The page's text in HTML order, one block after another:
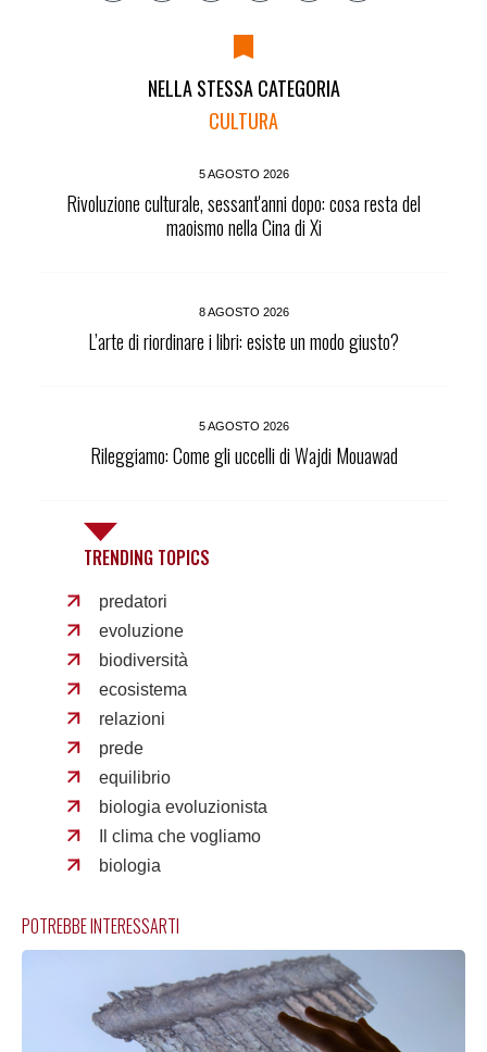
NELLA STESSA CATEGORIA
CULTURA
5 AGOSTO 2026
Rivoluzione culturale, sessant'anni dopo: cosa resta del
maoismo nella Cina di Xi
8 AGOSTO 2026
L’arte di riordinare i libri: esiste un modo giusto?
5 AGOSTO 2026
Rileggiamo: Come gli uccelli di Wajdi Mouawad
TRENDING TOPICS
predatori
evoluzione
biodiversità
ecosistema
relazioni
prede
equilibrio
biologia evoluzionista
Il clima che vogliamo
biologia
POTREBBE INTERESSARTI